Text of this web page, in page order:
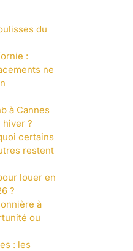
du
:
ne
à Cannes
hiver ?
certains
restent
louer en
?
à
ou
: les